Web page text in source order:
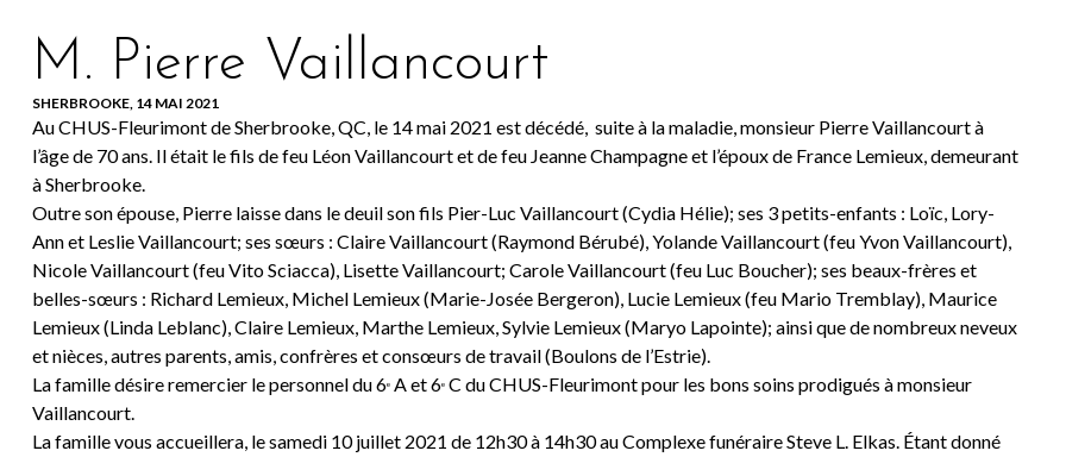
M. Pierre Vaillancourt
SHERBROOKE, 14 MAI 2021
Au CHUS-Fleurimont de Sherbrooke, QC, le 14 mai 2021 est décédé, suite à la maladie, monsieur Pierre Vaillancourt à
l’âge de 70 ans. Il était le fils de feu Léon Vaillancourt et de feu Jeanne Champagne et l’époux de France Lemieux, demeurant
à Sherbrooke.
Outre son épouse, Pierre laisse dans le deuil son fils Pier-Luc Vaillancourt (Cydia Hélie); ses 3 petits-enfants : Loïc, Lory-
Ann et Leslie Vaillancourt; ses sœurs : Claire Vaillancourt (Raymond Bérubé), Yolande Vaillancourt (feu Yvon Vaillancourt),
Nicole Vaillancourt (feu Vito Sciacca), Lisette Vaillancourt; Carole Vaillancourt (feu Luc Boucher); ses beaux-frères et
belles-sœurs : Richard Lemieux, Michel Lemieux (Marie-Josée Bergeron), Lucie Lemieux (feu Mario Tremblay), Maurice
Lemieux (Linda Leblanc), Claire Lemieux, Marthe Lemieux, Sylvie Lemieux (Maryo Lapointe); ainsi que de nombreux neveux
et nièces, autres parents, amis, confrères et consœurs de travail (Boulons de l’Estrie).
La famille désire remercier le personnel du 6eA et 6eC du CHUS-Fleurimont pour les bons soins prodigués à monsieur
Vaillancourt.
La famille vous accueillera, le samedi 10 juillet 2021 de 12h30 à 14h30 au Complexe funéraire Steve L. Elkas. Étant donné